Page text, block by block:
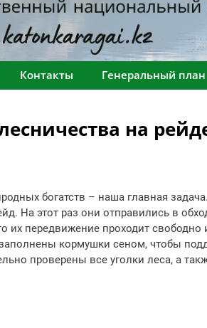
Контакты Генеральный план
на
богатств – наша главная
На этот раз они отправились в
их передвижение проходит свободно
кормушки сеном, чтобы
проверены все уголки леса, а